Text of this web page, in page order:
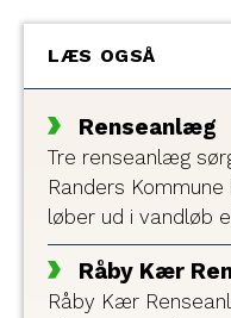
LÆS OGSÅ
Renseanlæg
Tre renseanlæg
Randers
løber ud i vandløb
Råby Kær
Råby Kær